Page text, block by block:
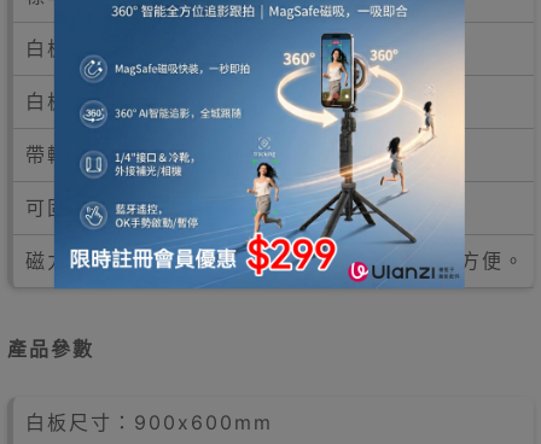
白板角度360°可調(上下反轉)
白板的安裝高度可調較
帶輪子可以輕鬆移動
可固定，帶兩個可鎖定及剎車的膠腳輪
磁力白板，可配件磁石使用，開會教學更靈活方便。
產品參數
白板尺寸：900x600mm